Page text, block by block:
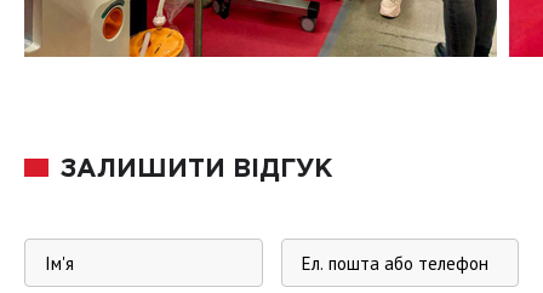
ЗАЛИШИТИ ВІДГУК